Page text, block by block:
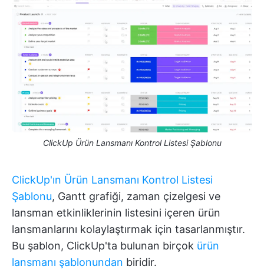
ClickUp Ürün Lansmanı Kontrol Listesi Şablonu
ClickUp'ın Ürün Lansmanı Kontrol Listesi
Şablonu, Gantt grafiği, zaman çizelgesi ve
lansman etkinliklerinin listesini içeren ürün
lansmanlarını kolaylaştırmak için tasarlanmıştır.
Bu şablon, ClickUp'ta bulunan birçok ürün
lansmanı şablonundan biridir.